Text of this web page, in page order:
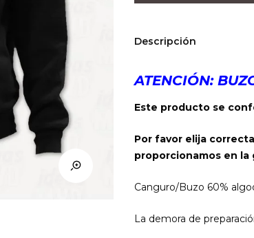
(Negro)
Descripción
ATENCIÓN:
Este producto se
Por favor elija
proporcionamos en
Canguro/Buzo 60%
La demora de